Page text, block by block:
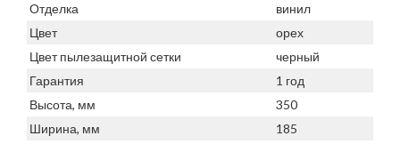
Отделка
винил
Цвет
орех
Цвет пылезащитной сетки
черный
Гарантия
1 год
Высота, мм
350
Ширина, мм
185